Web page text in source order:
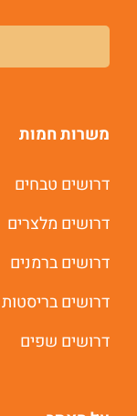
משרות חמות
דרושים טבחים
דרושים מלצרים
דרושים ברמנים
דרושים בריסטות
דרושים שפים